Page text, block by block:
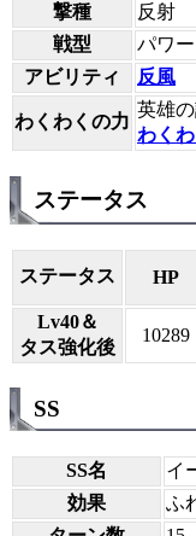
撃種
反射
戦型
パワー
アビリティ
反風
わくわくの力
英雄
わく
ステータス
ステータス HP
Lv40＆
タス強化後
10289
SS
SS名
イ
効果
ふ